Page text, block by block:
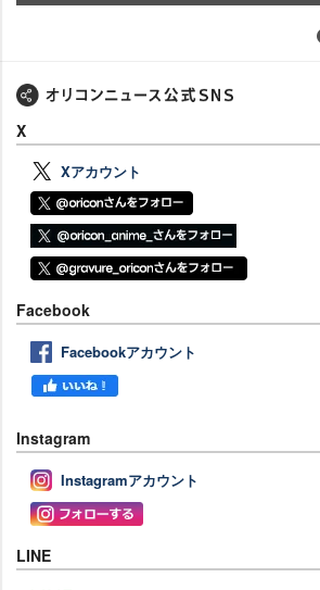
X
Xアカウント
Facebook
Facebookアカウント
Instagram
Instagramアカウント
LINE